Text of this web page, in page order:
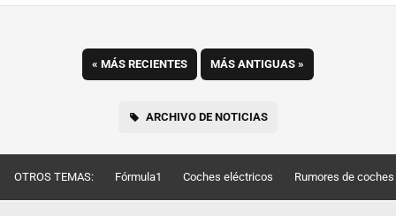
« MÁS RECIENTES MÁS ANTIGUAS »
ARCHIVO DE NOTICIAS
OTROS TEMAS: Fórmula1 Coches eléctricos Rumores de coches